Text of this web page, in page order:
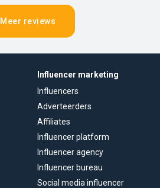
Meer reviews
Influencer marketing
Influencers
Adverteerders
Affiliates
Influencer platform
Influencer agency
Influencer bureau
Social media influencer